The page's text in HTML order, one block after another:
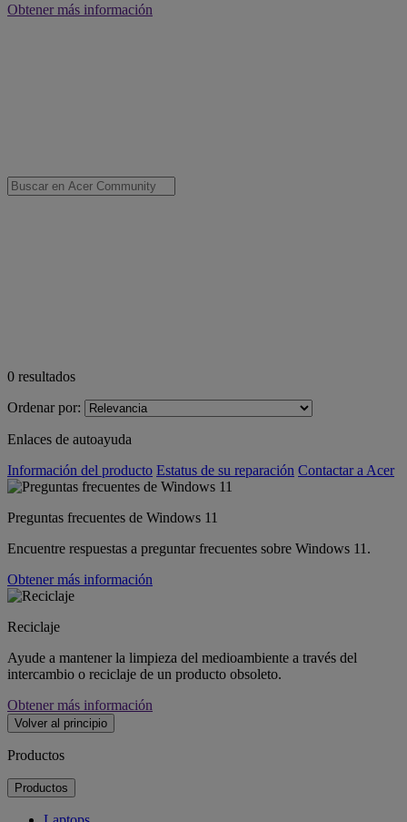
Obtener más información
0 resultados
Ordenar por:
Enlaces de autoayuda
Información del producto Estatus de su reparación Contactar a Acer
Preguntas frecuentes de Windows 11
Encuentre respuestas a preguntar frecuentes sobre Windows 11.
Obtener más información
Reciclaje
Ayude a mantener la limpieza del medioambiente a través del
intercambio o reciclaje de un producto obsoleto.
Obtener más información
Volver al principio
Productos
Productos